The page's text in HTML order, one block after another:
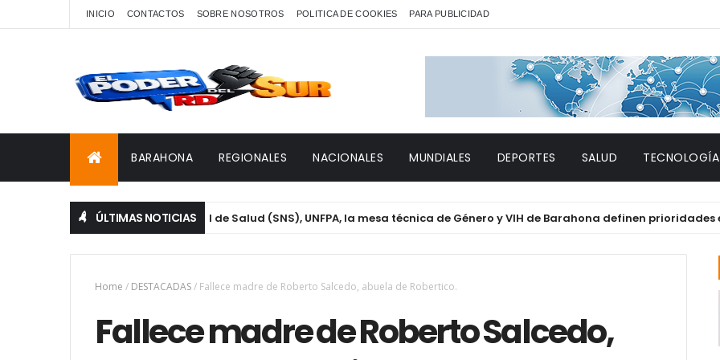
INICIO CONTACTOS SOBRE NOSOTROS POLITICA DE COOKIES PARA PUBLICIDAD
BARAHONA REGIONALES NACIONALES MUNDIALES DEPORTES SALUD TECNOLOGÍA
ÚLTIMAS NOTICIAS
Servicio Nacional de Salud (SNS), UNFPA, la mesa técnica de Género y VIH de Barahona definen prioridades en
Home / DESTACADAS/ Fallece madre de Roberto Salcedo, abuela de Robertico.
Fallece madre de Roberto Salcedo,